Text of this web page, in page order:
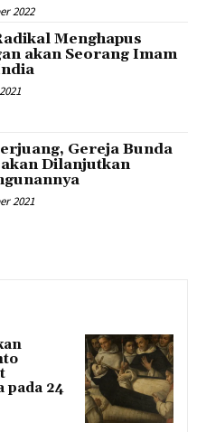
2022
Menghapus
akan Seorang Imam
Gereja Bunda
Dilanjutkan
2021
pada 24